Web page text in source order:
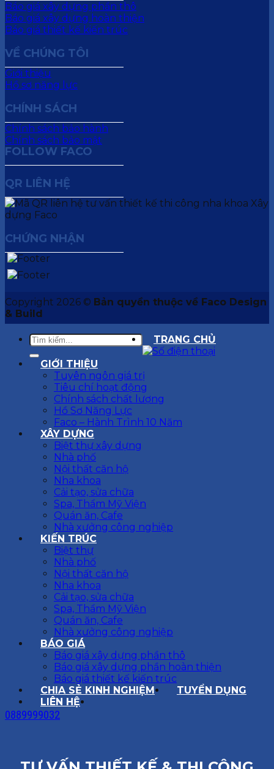
Báo giá xây dựng phần thô
Báo giá xây dựng hoàn thiện
Báo giá thiết kế kiến trúc
VỀ CHÚNG TÔI
Giới thiệu
Hồ sơ năng lực
CHÍNH SÁCH
Chính sách bảo hành
Chính sách bảo mật
FOLLOW FACO
QR LIÊN HỆ
CHỨNG NHẬN
Copyright 2026 © Bản quyền thuộc về Faco Design
& Build
TRANG CHỦ
GIỚI THIỆU
Tuyên ngôn giá trị
Tiêu chí hoạt động
Chính sách chất lượng
Hồ Sơ Năng Lực
Faco – Hành Trình 10 Năm
XÂY DỰNG
Biệt thự xây dựng
Nhà phố
Nội thất căn hộ
Nha khoa
Cải tạo, sửa chữa
Spa, Thẩm Mỹ Viện
Quán ăn, Cafe
Nhà xưởng công nghiệp
KIẾN TRÚC
Biệt thự
Nhà phố
Nội thất căn hộ
Nha khoa
Cải tạo, sửa chữa
Spa, Thẩm Mỹ Viện
Quán ăn, Cafe
Nhà xưởng công nghiệp
BÁO GIÁ
Báo giá xây dựng phần thô
Báo giá xây dựng phần hoàn thiện
Báo giá thiết kế kiến trúc
CHIA SẺ KINH NGHIỆM
TUYỂN DỤNG
LIÊN HỆ
0889999032